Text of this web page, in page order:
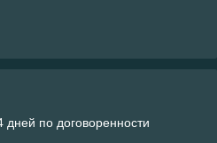
дней по договоренности